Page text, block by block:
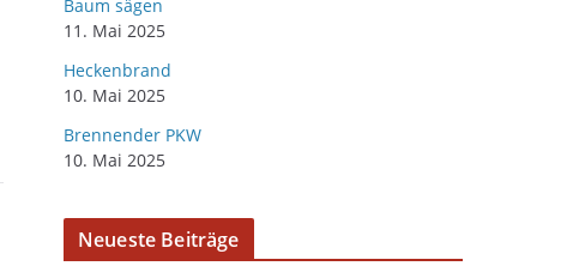
Baum sägen
11. Mai 2025
Heckenbrand
10. Mai 2025
Brennender PKW
10. Mai 2025
Neueste Beiträge